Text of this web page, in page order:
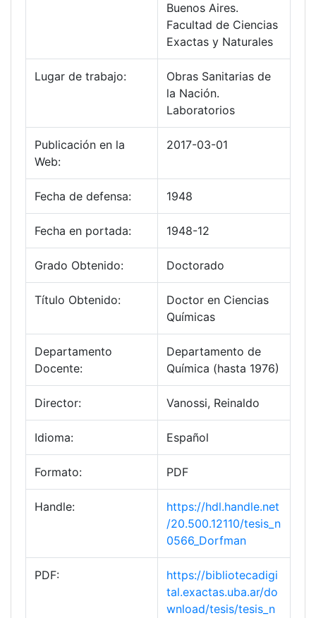
Buenos Aires.
Facultad de Ciencias
Exactas y Naturales
Lugar de trabajo:
Obras Sanitarias de
la Nación.
Laboratorios
Publicación en la
Web:
2017-03-01
Fecha de defensa: 1948
Fecha en portada: 1948-12
Grado Obtenido: Doctorado
Título Obtenido:
Doctor en Ciencias
Químicas
Departamento
Docente:
Departamento de
Química (hasta 1976)
Director: Vanossi, Reinaldo
Idioma: Español
Formato: PDF
Handle:
https://hdl.handle.net
/20.500.12110/tesis_n
0566_Dorfman
PDF:
https://bibliotecadigi
tal.exactas.uba.ar/do
wnload/tesis/tesis_n